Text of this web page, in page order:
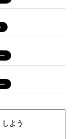
しよう